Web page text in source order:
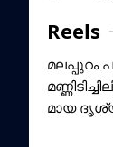
Reels
മലപ്പുറം
മായ